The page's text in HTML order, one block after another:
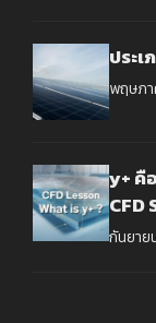
ประ
พฤษภ
y+ คื
กันยาย